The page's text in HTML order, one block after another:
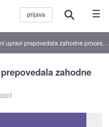
☰
upravi prepovedala zahodne procesorje
zahodne